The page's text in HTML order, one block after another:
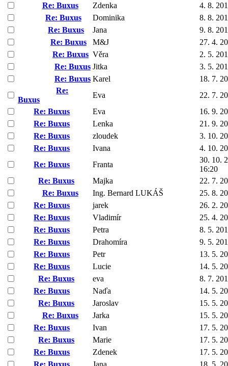
Re: Buxus
Zdenka
4. 8.
Re: Buxus
Dominika
8. 8.
Re: Buxus
Jana
9. 8.
Re: Buxus
M&J
27. 4.
Re: Buxus Věra
2. 5.
Re: Buxus Jitka
3. 5.
Re: Buxus Karel
18. 7.
Re:
Buxus
Eva
22. 7.
Re: Buxus
Eva
16. 9.
Re: Buxus
Lenka
21. 9.
Re: Buxus
zloudek
3. 10.
Re: Buxus
Ivana
4. 10.
Re: Buxus
Franta
30. 10.
16:20
Re: Buxus
Majka
22. 7.
Re: Buxus
Ing. Bernard LUKÁŠ
25. 8.
Re: Buxus
jarek
26. 2.
Re: Buxus
Vladimír
25. 4.
Re: Buxus
Petra
8. 5.
Re: Buxus
Drahomíra
9. 5.
Re: Buxus
Petr
13. 5.
Re: Buxus
Lucie
14. 5.
Re: Buxus
eva
8. 7.
Re: Buxus
Naďa
14. 5.
Re: Buxus
Jaroslav
15. 5.
Re: Buxus
Jarka
15. 5.
Re: Buxus
Ivan
17. 5.
Re: Buxus
Marie
17. 5.
Re: Buxus
Zdenek
17. 5.
Re: Buxus
Jana
18. 5.